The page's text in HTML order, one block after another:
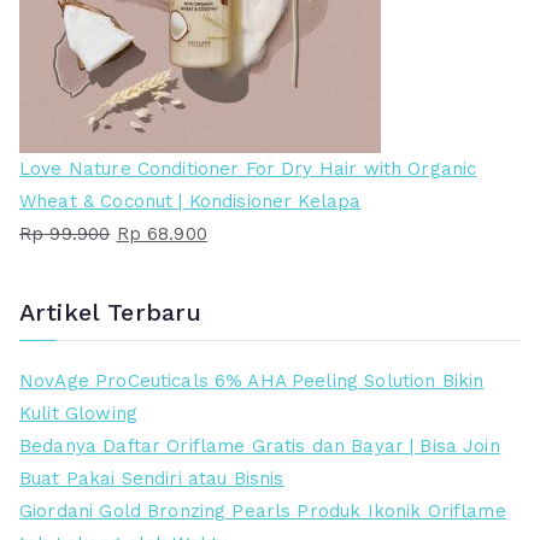
a
d
a
h
R
p
3
5
t
i
n
a
d
a
h
R
p
1
5
Love Nature Conditioner For Dry Hair with Organic
Wheat & Coconut | Kondisioner Kelapa
Rp99.900 H
a
s
l
i
n
Rp 68.900H
s
a
t
i
Artikel Terbaru
NovAge ProCeuticals 6% AHA Peeling Solution Bikin
Kulit Glowing
Bedanya Daftar Oriflame Gratis dan Bayar | Bisa Join
Buat Pakai Sendiri atau Bisnis
Giordani Gold Bronzing Pearls Produk Ikonik Oriflame